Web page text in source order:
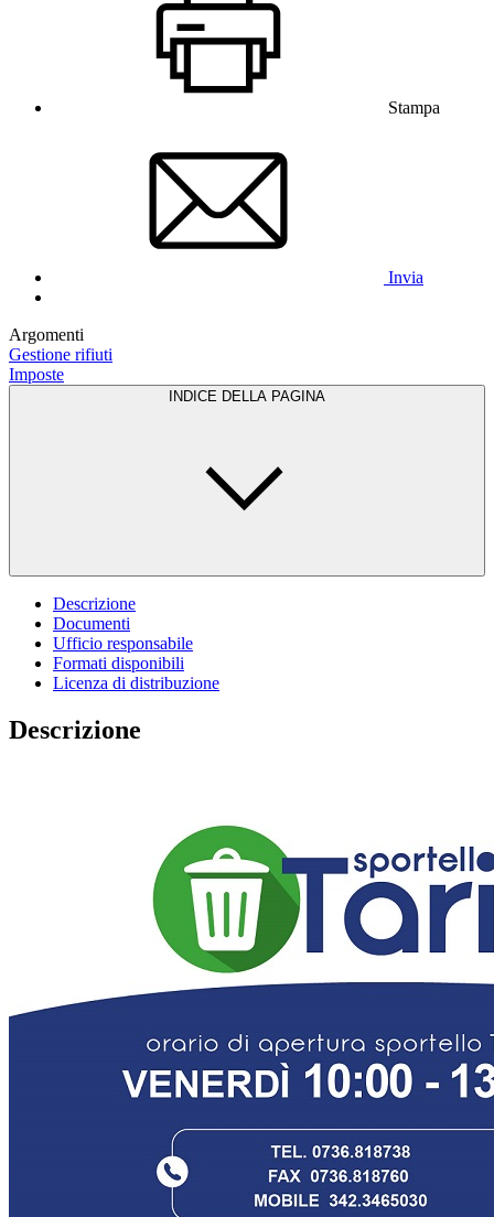
Stampa
Invia
Argomenti
Gestione rifiuti
Imposte
INDICE DELLA PAGINA
Descrizione
Documenti
Ufficio responsabile
Formati disponibili
Licenza di distribuzione
Descrizione